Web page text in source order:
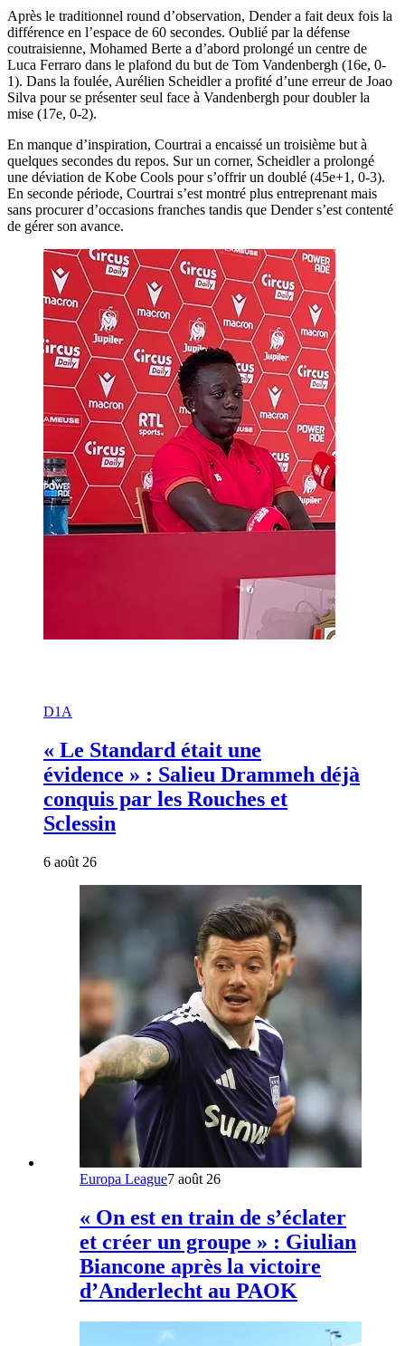
Après le traditionnel round d’observation, Dender a fait deux fois la
différence en l’espace de 60 secondes. Oublié par la défense
coutraisienne, Mohamed Berte a d’abord prolongé un centre de
Luca Ferraro dans le plafond du but de Tom Vandenbergh (16e, 0-
1). Dans la foulée, Aurélien Scheidler a profité d’une erreur de Joao
Silva pour se présenter seul face à Vandenbergh pour doubler la
mise (17e, 0-2).
En manque d’inspiration, Courtrai a encaissé un troisième but à
quelques secondes du repos. Sur un corner, Scheidler a prolongé
une déviation de Kobe Cools pour s’offrir un doublé (45e+1, 0-3).
En seconde période, Courtrai s’est montré plus entreprenant mais
sans procurer d’occasions franches tandis que Dender s’est contenté
de gérer son avance.
D1A
« Le Standard était une
évidence » : Salieu Drammeh déjà
conquis par les Rouches et
Sclessin
6 août 26
Europa League7 août 26
« On est en train de s’éclater
et créer un groupe » : Giulian
Biancone après la victoire
d’Anderlecht au PAOK